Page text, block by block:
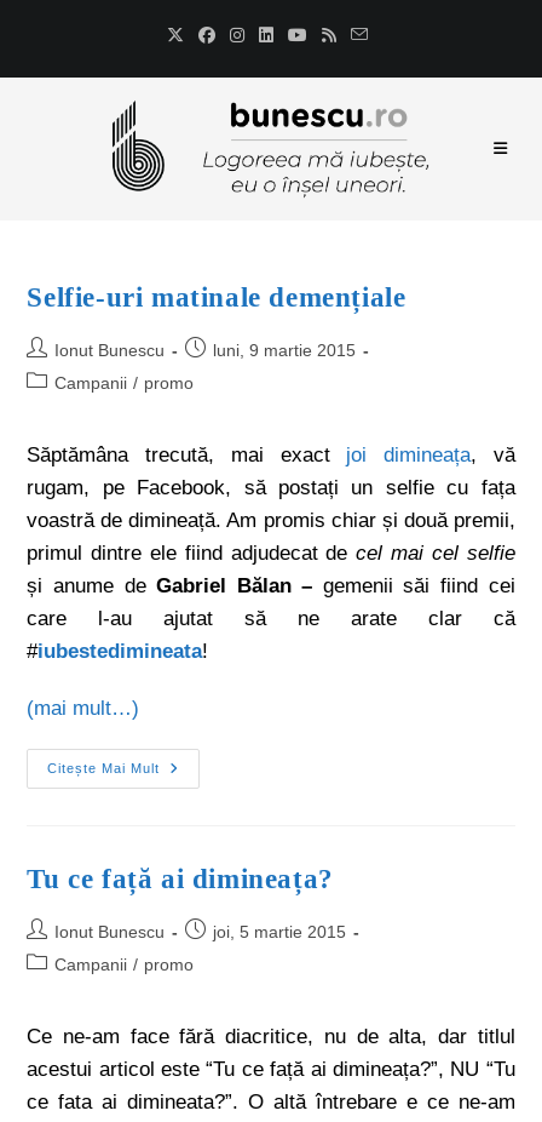
Selfie-uri matinale demențiale
Ionut Bunescu
luni, 9 martie 2015
Campanii / promo
Săptămâna trecută, mai exact joi dimineața, vă
rugam, pe Facebook, să postați un selfie cu fața
voastră de dimineață. Am promis chiar și două premii,
primul dintre ele fiind adjudecat decel mai cel selfie
și anume deGabriel Bălan – gemenii săi fiind cei
care l-au ajutat să ne arate clar că
#iubestedimineata!
(mai mult…)
Citește Mai Mult
Tu ce față ai dimineața?
Ionut Bunescu
joi, 5 martie 2015
Campanii / promo
Ce ne-am face fără diacritice, nu de alta, dar titlul
acestui articol este “Tu ce față ai dimineața?”, NU “Tu
ce fata ai dimineata?”. O altă întrebare e ce ne-am